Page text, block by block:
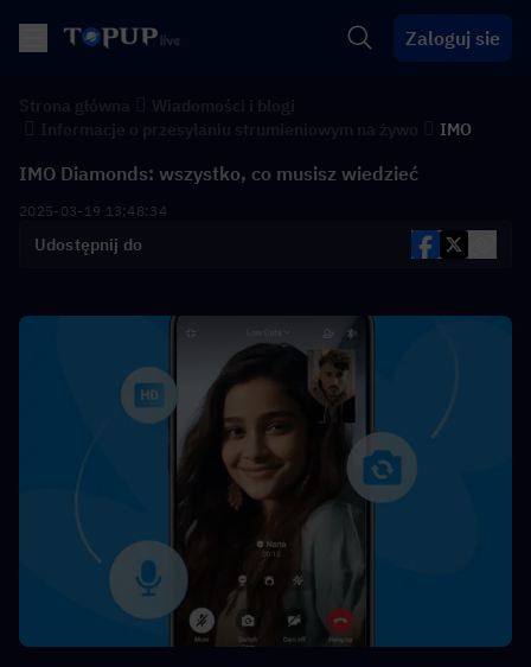
Zaloguj sie
IMO
IMO Diamonds: wszystko, co musisz wiedzieć
2025-03-19 13:48:34
Udostępnij do